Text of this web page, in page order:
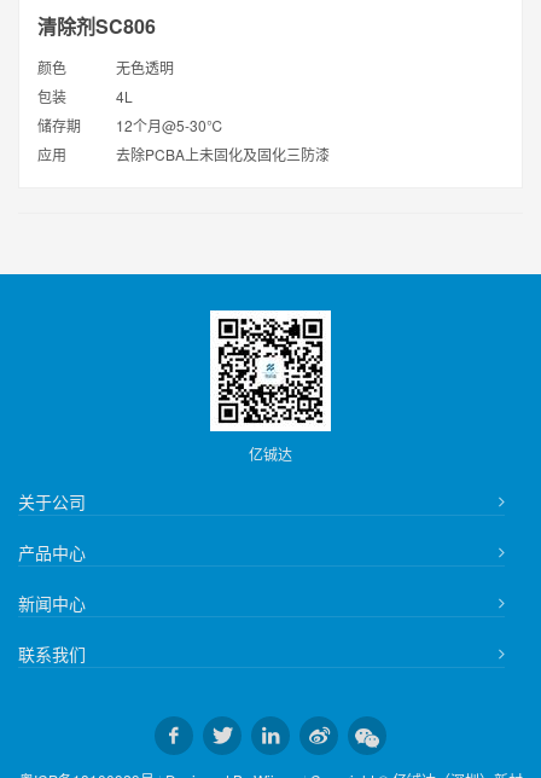
清除剂SC806
颜色
无色透明
包装
4L
储存期
12个月@5-30℃
应用
去除PCBA上未固化及固化三防漆
亿铖达
关于公司
产品中心
新闻中心
联系我们